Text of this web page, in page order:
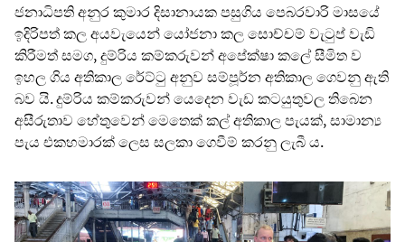
ජනාධිපති අනුර කුමාර දිසානායක පසුගිය පෙබරවාරි මාසයේ
ඉදිරිපත් කල අයවැයෙන් යෝජනා කල සොච්චම් වැටුප් වැඩි
කිරීමත් සමග, දුම්රිය කම්කරුවන් අපේක්ෂා කලේ සීමිත ව
ඉහල ගිය අතිකාල රේට්ටු අනුව සම්පූර්න අතිකාල ගෙවනු ඇති
බව යි. දුම්රිය කම්කරුවන් යෙදෙන වැඩ කටයුතුවල තිබෙන
අසීරුතාව හේතුවෙන් මෙතෙක් කල් අතිකාල පැයක්, සාමාන්‍ය
පැය එකහමාරක් ලෙස සලකා ගෙවීම් කරනු ලැබී ය.